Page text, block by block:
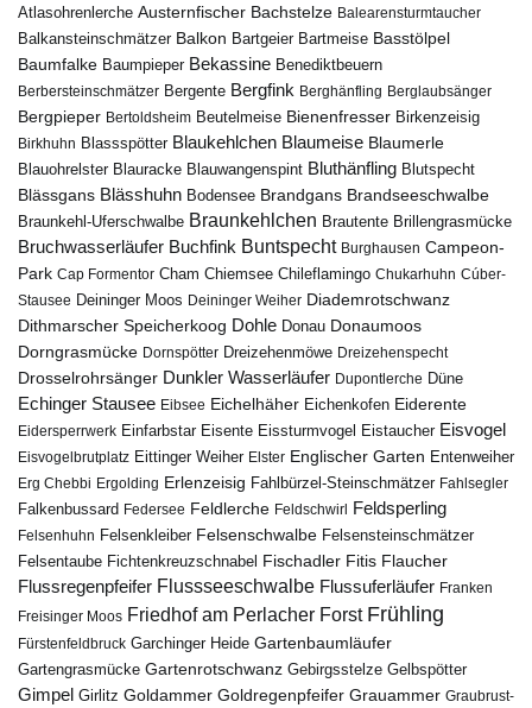
Atlasohrenlerche Austernfischer Bachstelze Balearensturmtaucher
Balkansteinschmätzer Balkon Bartgeier Bartmeise Basstölpel
Baumfalke Baumpieper Bekassine Benediktbeuern
Berbersteinschmätzer Bergente Bergfink Berghänfling Berglaubsänger
Bergpieper Bertoldsheim Beutelmeise Bienenfresser Birkenzeisig
Birkhuhn Blassspötter Blaukehlchen Blaumeise Blaumerle
Blauohrelster Blauracke Blauwangenspint Bluthänfling Blutspecht
Blässgans Blässhuhn Bodensee Brandgans Brandseeschwalbe
Braunkehl-Uferschwalbe Braunkehlchen Brautente Brillengrasmücke
Bruchwasserläufer Buchfink Buntspecht Burghausen Campeon-
Park Cap Formentor Cham Chiemsee Chileflamingo Chukarhuhn Cúber-
Stausee Deininger Moos Deininger Weiher Diademrotschwanz
Dithmarscher Speicherkoog Dohle Donau Donaumoos
Dorngrasmücke Dornspötter Dreizehenmöwe Dreizehenspecht
Drosselrohrsänger Dunkler Wasserläufer Dupontlerche Düne
Echinger Stausee Eibsee Eichelhäher Eichenkofen Eiderente
Eidersperrwerk Einfarbstar Eisente Eissturmvogel Eistaucher Eisvogel
Eisvogelbrutplatz Eittinger Weiher Elster Englischer Garten Entenweiher
Erg Chebbi Ergolding Erlenzeisig Fahlbürzel-Steinschmätzer Fahlsegler
Falkenbussard Federsee Feldlerche Feldschwirl Feldsperling
Felsenhuhn Felsenkleiber Felsenschwalbe Felsensteinschmätzer
Felsentaube Fichtenkreuzschnabel Fischadler Fitis Flaucher
Flussregenpfeifer Flussseeschwalbe Flussuferläufer Franken
Freisinger Moos Friedhof am Perlacher Forst Frühling
Fürstenfeldbruck Garchinger Heide Gartenbaumläufer
Gartengrasmücke Gartenrotschwanz Gebirgsstelze Gelbspötter
Gimpel Girlitz Goldammer Goldregenpfeifer Grauammer Graubrust-